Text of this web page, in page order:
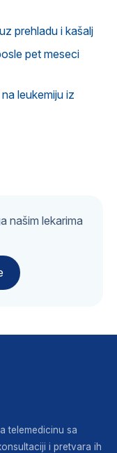
prehladu i kašalj
pet meseci
leukemiju iz
našim lekarima
telemedicinu sa
i pretvara ih